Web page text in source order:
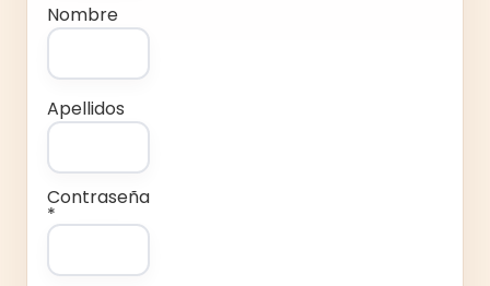
Nombre
Apellidos
Contraseña
*